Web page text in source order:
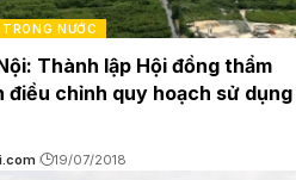
NƯỚC
Thành lập Hội đồng thẩm
điều chỉnh quy hoạch sử dụng
19/07/2018